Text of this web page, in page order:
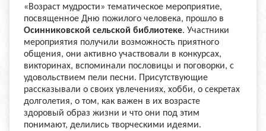
«Возраст мудрости» тематическое мероприятие,
посвященное Дню пожилого человека, прошло в
Осинниковской сельской библиотеке. Участники
мероприятия получили возможность приятного
общения, они активно участвовали в конкурсах,
викторинах, вспоминали пословицы и поговорки, с
удовольствием пели песни. Присутствующие
рассказывали о своих увлечениях, хобби, о секретах
долголетия, о том, как важен в их возрасте
здоровый образ жизни и что они под этим
понимают, делились творческими идеями.